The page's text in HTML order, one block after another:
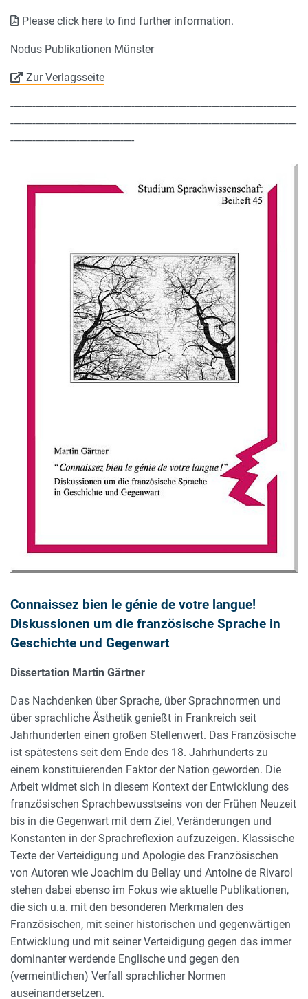
Please click here to find further information.
Nodus Publikationen Münster
Zur Verlagsseite
--------------------------------------------------------------------------------------------------------
--------------------------------------------------------------------------------------------------------
---------------------------------------------
Connaissez bien le génie de votre langue!
Diskussionen um die französische Sprache in
Geschichte und Gegenwart
Dissertation Martin Gärtner
Das Nachdenken über Sprache, über Sprachnormen und
über sprachliche Ästhetik genießt in Frankreich seit
Jahrhunderten einen großen Stellenwert. Das Französische
ist spätestens seit dem Ende des 18. Jahrhunderts zu
einem konstituierenden Faktor der Nation geworden. Die
Arbeit widmet sich in diesem Kontext der Entwicklung des
französischen Sprachbewusstseins von der Frühen Neuzeit
bis in die Gegenwart mit dem Ziel, Veränderungen und
Konstanten in der Sprachreflexion aufzuzeigen. Klassische
Texte der Verteidigung und Apologie des Französischen
von Autoren wie Joachim du Bellay und Antoine de Rivarol
stehen dabei ebenso im Fokus wie aktuelle Publikationen,
die sich u.a. mit den besonderen Merkmalen des
Französischen, mit seiner historischen und gegenwärtigen
Entwicklung und mit seiner Verteidigung gegen das immer
dominanter werdende Englische und gegen den
(vermeintlichen) Verfall sprachlicher Normen
auseinandersetzen.